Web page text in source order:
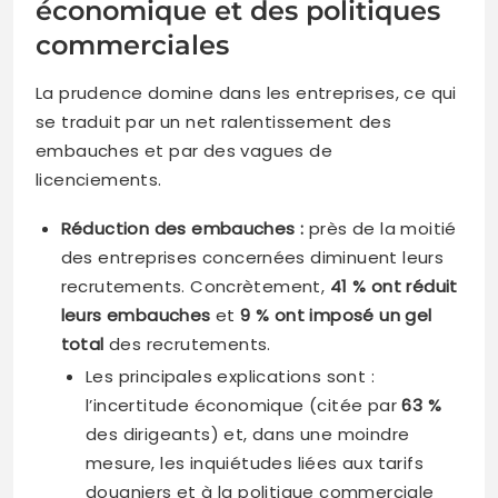
économique et des politiques
commerciales
La prudence domine dans les entreprises, ce qui
se traduit par un net ralentissement des
embauches et par des vagues de
licenciements.
Réduction des embauches : près de la moitié
des entreprises concernées diminuent leurs
recrutements. Concrètement, 41 % ont réduit
leurs embauches et9 % ont imposé un gel
total des recrutements.
Les principales explications sont :
l’incertitude économique (citée par63 %
des dirigeants) et, dans une moindre
mesure, les inquiétudes liées aux tarifs
douaniers et à la politique commerciale